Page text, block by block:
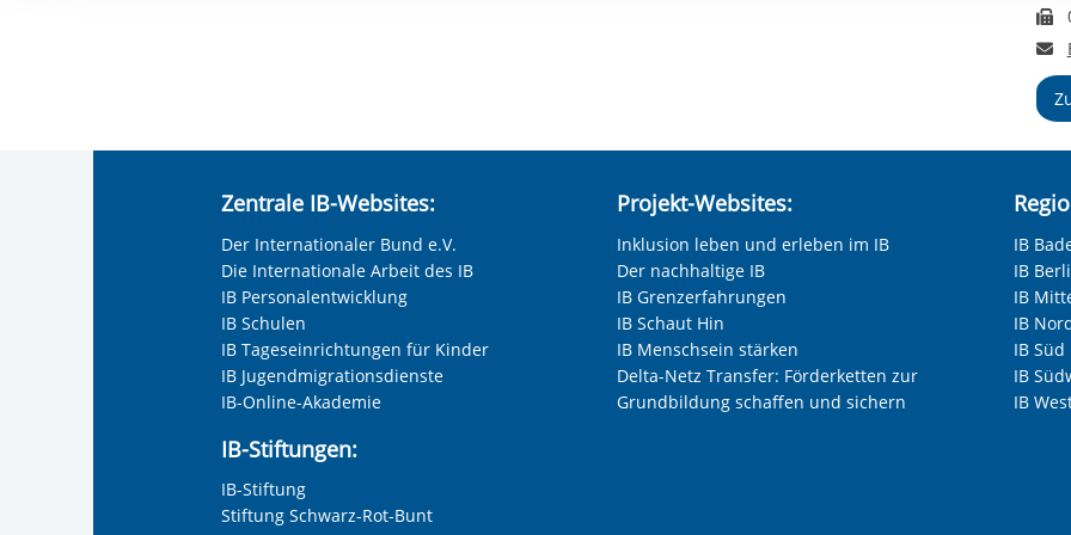
Ihre etwaige Einwilligung erstreckt sich nicht auf notwendige Cookies, die erforderlich zur
der von Ihnen aufgerufenen und somit gewünschten Website-Funktionen sind. Diese
Zentrale IB-Websites:
Der Internationaler Bund e.V.
Die Internationale Arbeit des IB
IB Personalentwicklung
IB Schulen
IB Tageseinrichtungen für Kinder
IB Jugendmigrationsdienste
IB-Online-Akademie
IB-Stiftungen:
IB-Stiftung
Stiftung Schwarz-Rot-Bunt
Projekt-Websites:
Inklusion leben und erleben im IB
Der nachhaltige IB
IB Grenzerfahrungen
IB Schaut Hin
IB Menschsein stärken
Delta-Netz Transfer: Förderketten zur
Grundbildung schaffen und sichern
IB
IB
IB
IB
IB Süd
IB
IB